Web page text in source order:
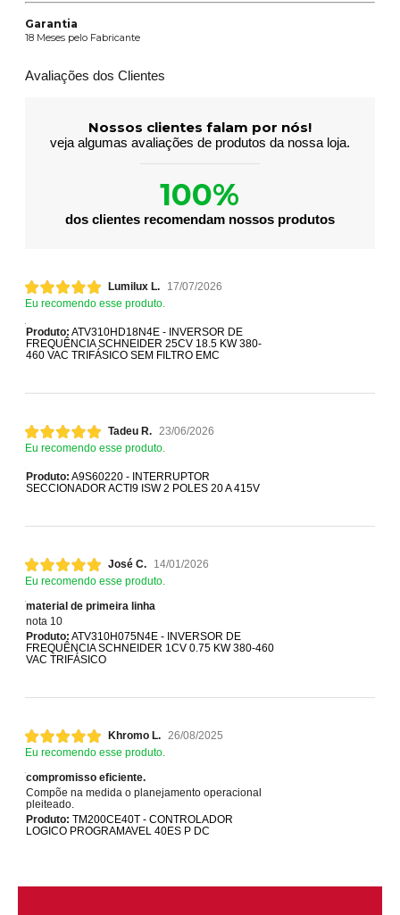
Garantia
18 Meses pelo Fabricante
Avaliações dos Clientes
Nossos clientes falam por nós!
veja algumas avaliações de produtos da nossa loja.
100%
dos clientes recomendam nossos produtos
Lumilux L.
17/07/2026
Eu recomendo esse produto.
Produto: ATV310HD18N4E - INVERSOR DE
FREQUÊNCIA SCHNEIDER 25CV 18.5 KW 380-
460 VAC TRIFÁSICO SEM FILTRO EMC
Tadeu R. 23/06/2026
Eu recomendo esse produto.
Produto: A9S60220 - INTERRUPTOR
SECCIONADOR ACTI9 ISW 2 POLES 20 A 415V
José C.
14/01/2026
Eu recomendo esse produto.
material de primeira linha
nota 10
Produto: ATV310H075N4E - INVERSOR DE
FREQUÊNCIA SCHNEIDER 1CV 0.75 KW 380-460
VAC TRIFÁSICO
Khromo L. 26/08/2025
Eu recomendo esse produto.
compromisso eficiente.
Compõe na medida o planejamento operacional
pleiteado.
Produto: TM200CE40T - CONTROLADOR
LOGICO PROGRAMAVEL 40ES P DC